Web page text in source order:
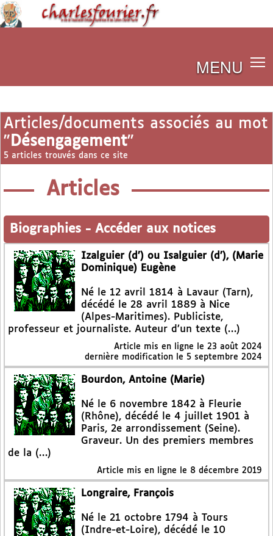
MENU
Articles/documents associés au mot
" Désengagement"
5 articles trouvés dans ce site
Articles
Biographies - Accéder aux notices
Izalguier (d’) ou Isalguier (d’), (Marie
Dominique) Eugène
Né le 12 avril 1814 à Lavaur (Tarn),
décédé le 28 avril 1889 à Nice
(Alpes-Maritimes). Publiciste,
professeur et journaliste. Auteur d’un texte (…)
Article mis en ligne le 23 août 2024
dernière modification le 5 septembre 2024
Bourdon, Antoine (Marie)
Né le 6 novembre 1842 à Fleurie
(Rhône), décédé le 4 juillet 1901 à
Paris, 2e arrondissement (Seine).
Graveur. Un des premiers membres
de la (…)
Article mis en ligne le 8 décembre 2019
Longraire, François
Né le 21 octobre 1794 à Tours
(Indre-et-Loire), décédé le 10